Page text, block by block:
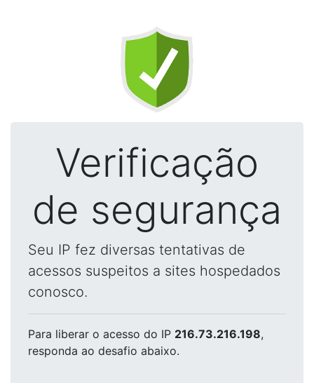
Verificação
de segurança
Seu IP fez diversas tentativas de
acessos suspeitos a sites hospedados
conosco.
Para liberar o acesso do IP 216.73.216.198,
responda ao desafio abaixo.